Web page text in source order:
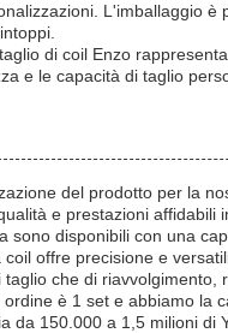
L'imballaggio
di coil Enzo
e le capacità di taglio
del prodotto per la
e prestazioni affidabili
sono disponibili con una
offre precisione e
che di
è 1 set e abbiamo la
da 150.000 a 1,5 milioni